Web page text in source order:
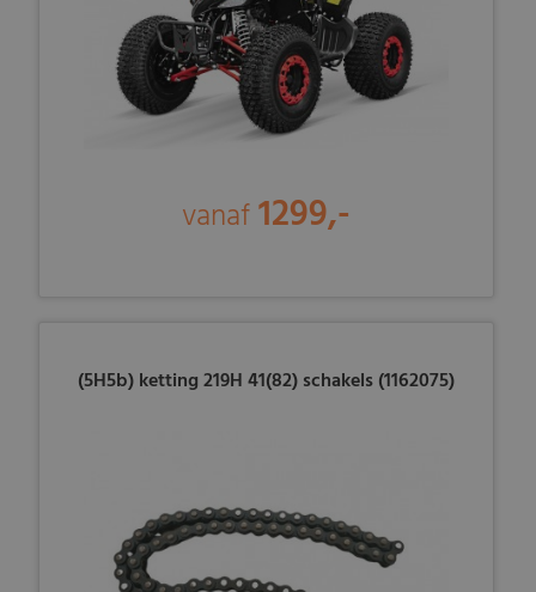
vanaf1299,-
(5H5b) ketting 219H 41(82) schakels (1162075)